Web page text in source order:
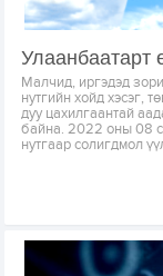
Улаанбаатарт
Малчид, иргэдэд
нутгийн хойд хэсэг,
дуу цахилгаантай
байна. 2022 оны 08
нутгаар солигдмол